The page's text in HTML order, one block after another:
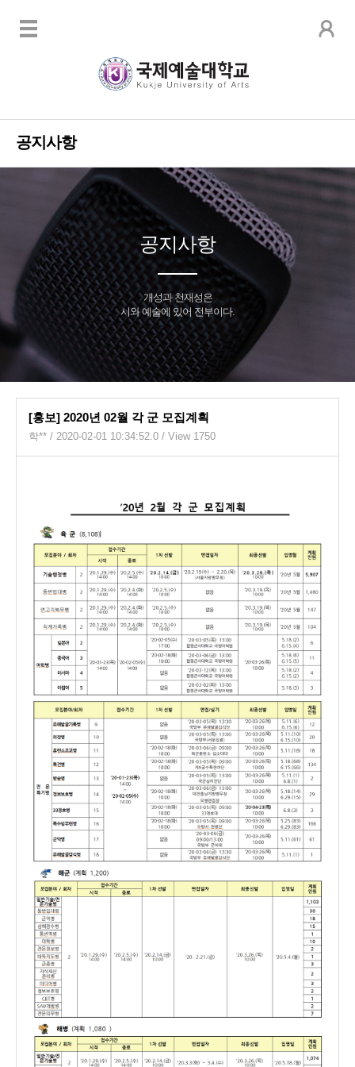
공지사항
공지사항
개성과 천재성은
시와 예술에 있어 전부이다.
[홍보] 2020년 02월 각 군 모집계획
학** / 2020-02-01 10:34:52.0 / View 1750